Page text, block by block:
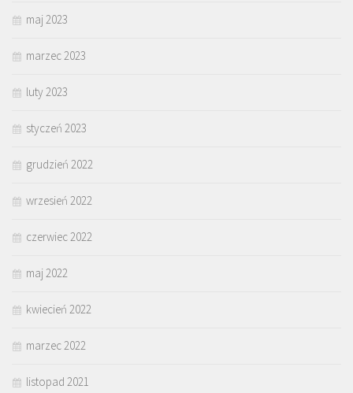
maj 2023
marzec 2023
luty 2023
styczeń 2023
grudzień 2022
wrzesień 2022
czerwiec 2022
maj 2022
kwiecień 2022
marzec 2022
listopad 2021